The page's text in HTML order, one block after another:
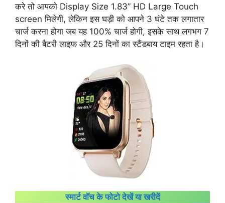
करे तो आपको Display Size 1.83” HD Large Touch
screen मिलेगी, लेकिन इस घड़ी को आपने 3 घंटे तक लगातार
चार्ज करना होगा जब यह 100% चार्ज होगी, इसके साथ लगभग 7
दिनों की बैटरी लाइफ और 25 दिनों का स्टैंडबाय टाइम रहता है।
स्मार्ट वॉच के फोटो देखें या खरीदें